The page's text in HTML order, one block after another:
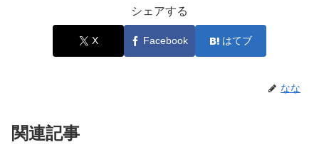
シェアする
X Facebook はてブ
なな
関連記事